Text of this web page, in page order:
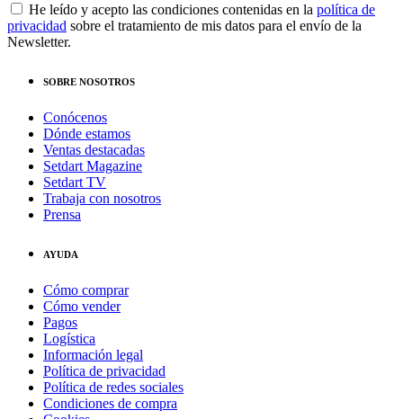
He leído y acepto las condiciones contenidas en la política de
privacidad sobre el tratamiento de mis datos para el envío de la
Newsletter.
SOBRE NOSOTROS
Conócenos
Dónde estamos
Ventas destacadas
Setdart Magazine
Setdart TV
Trabaja con nosotros
Prensa
AYUDA
Cómo comprar
Cómo vender
Pagos
Logística
Información legal
Política de privacidad
Política de redes sociales
Condiciones de compra